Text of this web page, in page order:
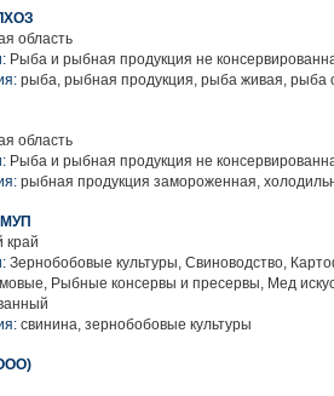
область
Рыба и рыбная продукция не
рыба, рыбная продукция, рыба живая, рыба
область
Рыба и рыбная продукция не
рыбная продукция замороженная,
край
Зернобобовые культуры, Свиноводство,
Рыбные консервы и пресервы, Мед
свинина, зернобобовые культуры